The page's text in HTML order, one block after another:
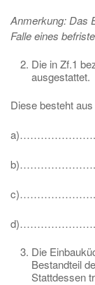
Anmerkung: Das
Falle eines
Die in Zf.1
ausgestattet.
Diese besteht aus
Die
Bestandteil
Stattdessen